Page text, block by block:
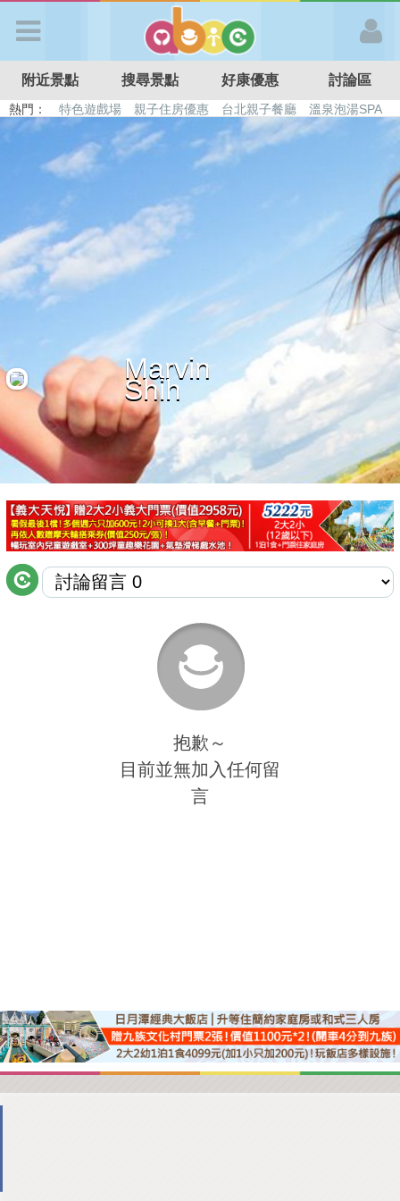
APP登入
首 頁
搜尋景點
好康優惠
最新留言
商家合作
推薦景點
討論區
聯絡我們
附近景點 搜尋景點 好康優惠 討論區
熱門： 特色遊戲場 親子住房優惠 台北親子餐廳
溫泉泡湯SPA
溜滑梯民宿
觀光工廠 日本親子景點
Marvin
Shih
抱歉～
目前並無加入任何留
言